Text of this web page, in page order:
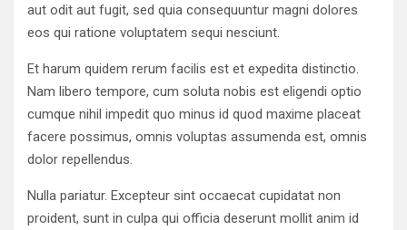
aut odit aut fugit, sed quia consequuntur magni dolores
eos qui ratione voluptatem sequi nesciunt.
Et harum quidem rerum facilis est et expedita distinctio.
Nam libero tempore, cum soluta nobis est eligendi optio
cumque nihil impedit quo minus id quod maxime placeat
facere possimus, omnis voluptas assumenda est, omnis
dolor repellendus.
Nulla pariatur. Excepteur sint occaecat cupidatat non
proident, sunt in culpa qui officia deserunt mollit anim id